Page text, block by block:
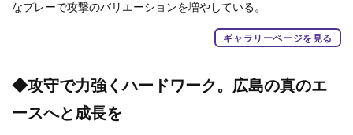
なプレーで攻撃のバリエーションを増やしている。
ギャラリーページを見る
◆攻守で力強くハードワーク。広島の真のエ
ースへと成長を